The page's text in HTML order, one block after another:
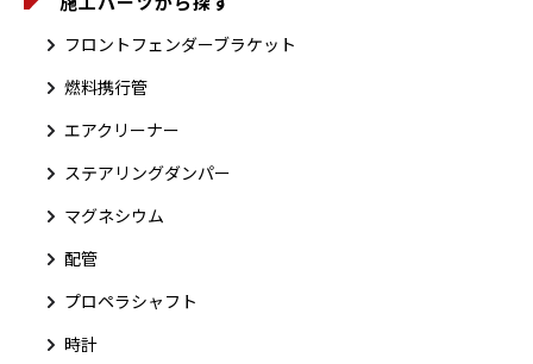
フロントフェンダーブラケット
燃料携行管
エアクリーナー
ステアリングダンパー
マグネシウム
配管
プロペラシャフト
時計